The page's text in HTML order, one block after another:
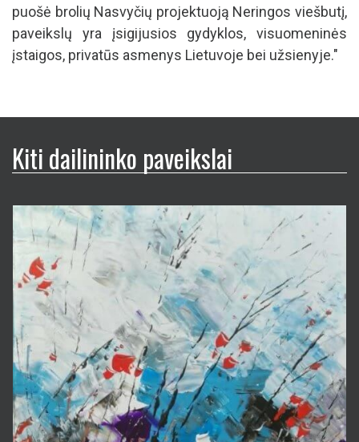
puošė brolių Nasvyčių projektuoją Neringos viešbutį,
paveikslų yra įsigijusios gydyklos, visuomeninės
įstaigos, privatūs asmenys Lietuvoje bei užsienyje."
Kiti dailininko paveikslai